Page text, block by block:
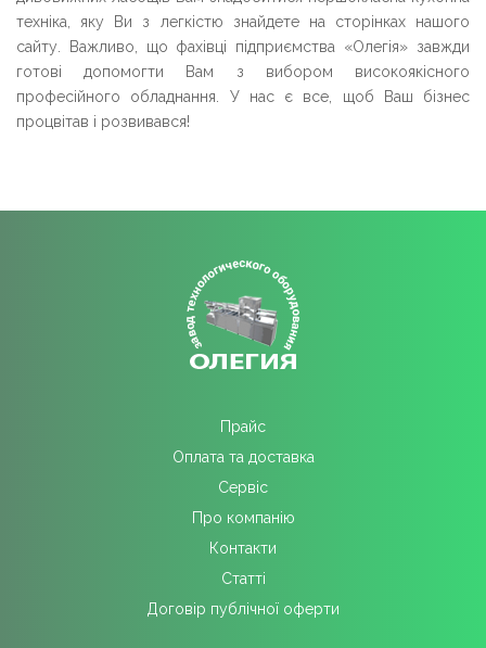
техніка, яку Ви з легкістю знайдете на сторінках нашого
сайту. Важливо, що фахівці підприємства «Олегія» завжди
готові допомогти Вам з вибором високоякісного
професійного обладнання. У нас є все, щоб Ваш бізнес
процвітав і розвивався!
Прайс
Оплата та доставка
Сервіс
Про компанію
Контакти
Cтатті
Договір публічної оферти